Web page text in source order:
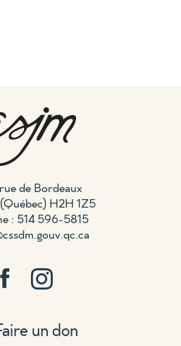
de Bordeaux
H2H 1Z5
: 514 596-5815
un don